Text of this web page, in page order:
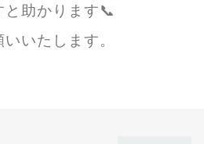
助かります📞
いたします。